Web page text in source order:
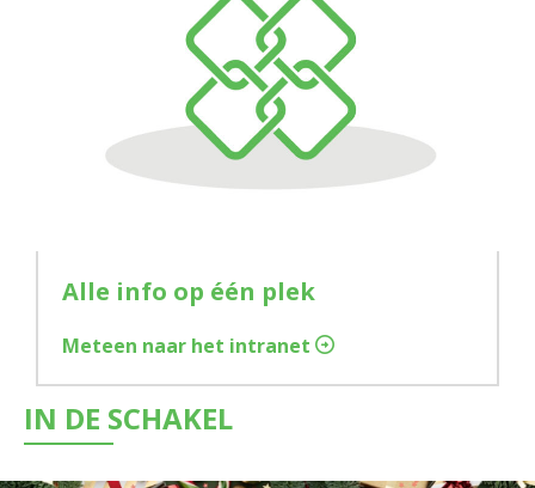
Alle info op één plek
Meteen naar het intranet
IN DE SCHAKEL